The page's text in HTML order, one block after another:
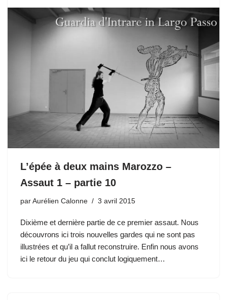
L’épée à deux mains Marozzo –
Assaut 1 – partie 10
par Aurélien Calonne 3 avril 2015
Dixième et dernière partie de ce premier assaut. Nous
découvrons ici trois nouvelles gardes qui ne sont pas
illustrées et qu’il a fallut reconstruire. Enfin nous avons
ici le retour du jeu qui conclut logiquement…